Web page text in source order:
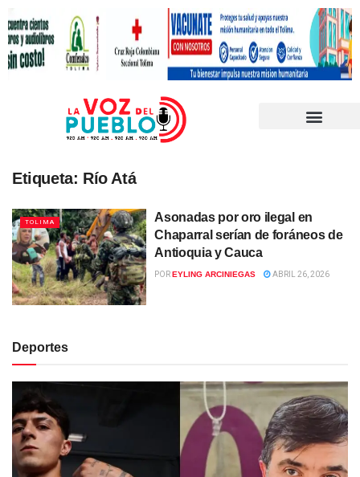
Etiqueta: Río Atá
TOLIMA
Asonadas por oro ilegal en
Chaparral serían de foráneos de
Antioquia y Cauca
POREYLING ARCINIEGAS ABRIL 26, 2026
Deportes